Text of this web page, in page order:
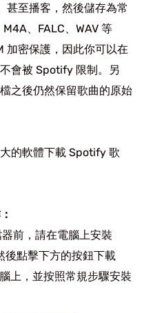
至播客，然後儲存為常
、FALC、WAV 等
加密保護，因此你可以在
會被 Spotify 限制。另
之後仍然保留歌曲的原始
的軟體下載 Spotify 歌
前，請在電腦上安裝
點擊下方的按鈕下載
上，並按照常規步驟安裝